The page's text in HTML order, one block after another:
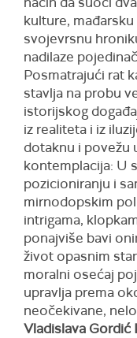
kulture,
svojevrsnu
nadilaze
Posmatrajući rat
stavlja na probu
istorijskog
iz realiteta i iz
dotaknu i povežu
kontemplacija: U
pozicioniranju i
mirnodopskim
intrigama,
ponajviše bavi
život opasnim
moralni osećaj
upravlja prema
neočekivane,
Vladislava Gordić